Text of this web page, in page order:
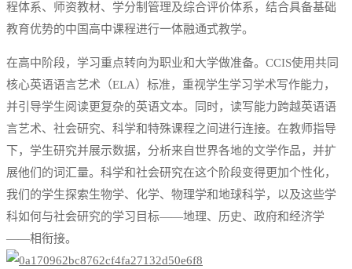
程体系、师资教材、学分制管理及综合评价体系，结合具备基础
教育优势的中国高中课程进行一体融通式教学。
在高中阶段，学习重点转向为职业和大学做准备。CCIS使用共同
核心英语语言艺术（ELA）标准，重视学生学习学术写作能力，
并引导学生阅读更复杂的英语文本。同时，读写能力跨越英语语
言艺术、社会研究、科学和特殊课程之间进行连接。在教师指导
下，学生研究并展示数据，分析来自世界各地的文学作品，并扩
展他们的词汇量。科学和社会研究在这个阶段变得更加个性化，
我们的学生探索生物学、化学、物理学和地球科学，以及这些学
科如何与社会研究的学习目标——地理、历史、政府和经济学
——相衔接。